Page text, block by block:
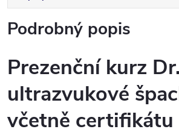
Podrobný popis
Prezenční kurz
ultrazvukové
včetně certifikátu